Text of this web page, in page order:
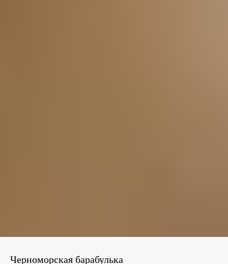
Черноморская барабулька